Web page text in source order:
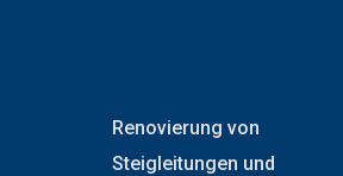
Renovierung von
Steigleitungen und